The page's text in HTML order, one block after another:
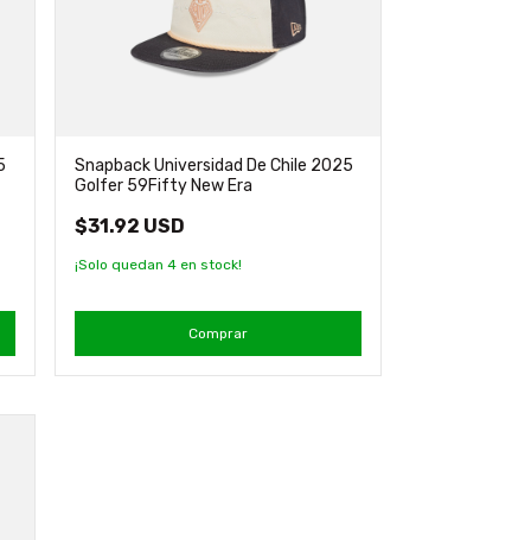
Snapback Universidad De Chile 2025
Golfer 59Fifty New Era
$31.92 USD
¡Solo quedan 4en stock!
Comprar